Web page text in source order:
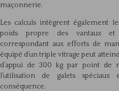
maçonnerie.
Les calculs intègrent également
poids propre des vantaux et
correspondant aux efforts de
équipé d’un triple vitrage peut
d’appui de 300 kg par point de
l’utilisation de galets
conséquence.